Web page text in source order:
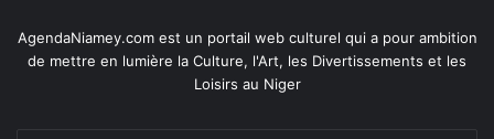
AgendaNiamey.com est un portail web culturel qui a pour ambition
de mettre en lumière la Culture, l'Art, les Divertissements et les
Loisirs au Niger